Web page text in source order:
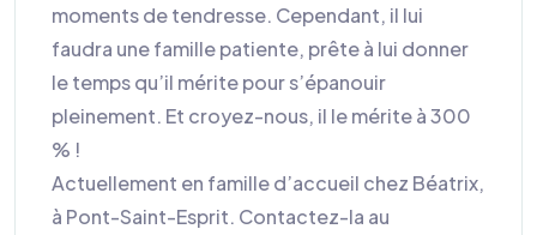
moments de tendresse. Cependant, il lui
faudra une famille patiente, prête à lui donner
le temps qu’il mérite pour s’épanouir
pleinement. Et croyez-nous, il le mérite à 300
% !
Actuellement en famille d’accueil chez Béatrix,
à Pont-Saint-Esprit. Contactez-la au